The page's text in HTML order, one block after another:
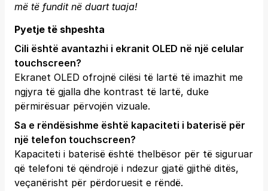
më të fundit në duart tuaja!
Pyetje të shpeshta
Cili është avantazhi i ekranit OLED në një celular
touchscreen?
Ekranet OLED ofrojnë cilësi të lartë të imazhit me
ngjyra të gjalla dhe kontrast të lartë, duke
përmirësuar përvojën vizuale.
Sa e rëndësishme është kapaciteti i baterisë për
një telefon touchscreen?
Kapaciteti i baterisë është thelbësor për të siguruar
që telefoni të qëndrojë i ndezur gjatë gjithë ditës,
veçanërisht për përdoruesit e rëndë.